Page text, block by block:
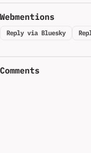
Webmentions
Reply via Bluesky
Comments